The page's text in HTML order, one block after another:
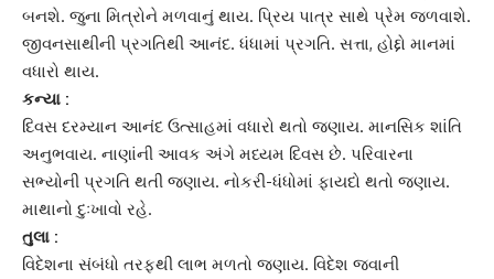
બનશે. જુના મિત્રોને મળવાનું થાય. પ્રિય પાત્ર સાથે પ્રેમ જળવાશે.
જીવનસાથીની પ્રગતિથી આનંદ. ધંધામાં પ્રગતિ. સત્તા, હોદ્દો માનમાં
વધારો થાય.
કન્યા :
દિવસ દરમ્યાન આનંદ ઉત્સાહમાં વધારો થતો જણાય. માનસિક શાંતિ
અનુભવાય. નાણાંની આવક અંગે મધ્યમ દિવસ છે. પરિવારના
સભ્યોની પ્રગતિ થતી જણાય. નોકરી-ધંધોમાં ફાયદો થતો જણાય.
માથાનો દુઃખાવો રહે.
તુલા :
વિદેશના સંબંધો તરફથી લાભ મળતો જણાય. વિદેશ જવાની